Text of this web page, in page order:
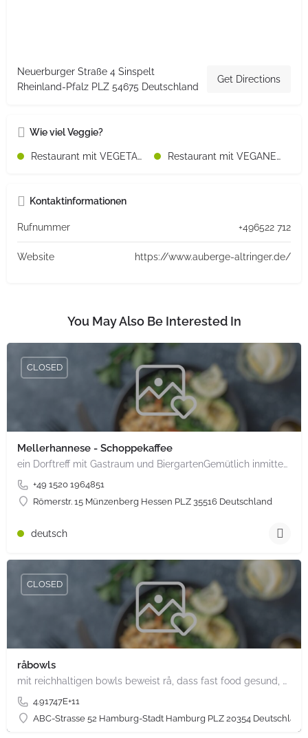
Neuerburger Straße 4 Sinspelt
Rheinland-Pfalz PLZ 54675 Deutschland
Get Directions
Wie viel Veggie?
Restaurant mit VEGETARISCHEN Speisen Restaurant mit VEGANEN Speisen
Kontaktinformationen
Rufnummer +496522 712
Website https://www.auberge-altringer.de/
You May Also Be Interested In
Mellerhannese - Schoppekaffee
ein Dorftreff mit Gastraum und BiergartenGemütlich inmitten unserem idyllischen Trais Münzenberg, entlang…
+49 1520 1964851
Römerstr. 15 Münzenberg Hessen PLZ 35516 Deutschland
CLOSED
deutsch
råbowls
mit reichhaltigen bowls beweist rå, dass fast food gesund, nachhaltig und hundertprozentig vegan sein kann.…
4.91747E+11
ABC-Strasse 52 Hamburg-Stadt Hamburg PLZ 20354 Deutschland
CLOSED